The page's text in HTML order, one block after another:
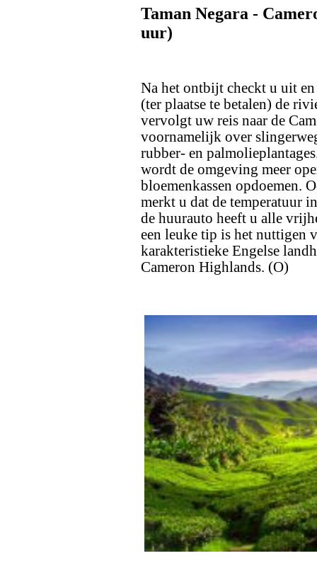
Taman Negara -
uur)
Na het ontbijt checkt u uit
(ter plaatse te betalen) de
vervolgt uw reis naar de
voornamelijk over
rubber- en
wordt de omgeving meer
bloemenkassen opdoemen.
merkt u dat de temperatuur
de huurauto heeft u alle
een leuke tip is het nuttigen
karakteristieke Engelse
Cameron Highlands. (O)